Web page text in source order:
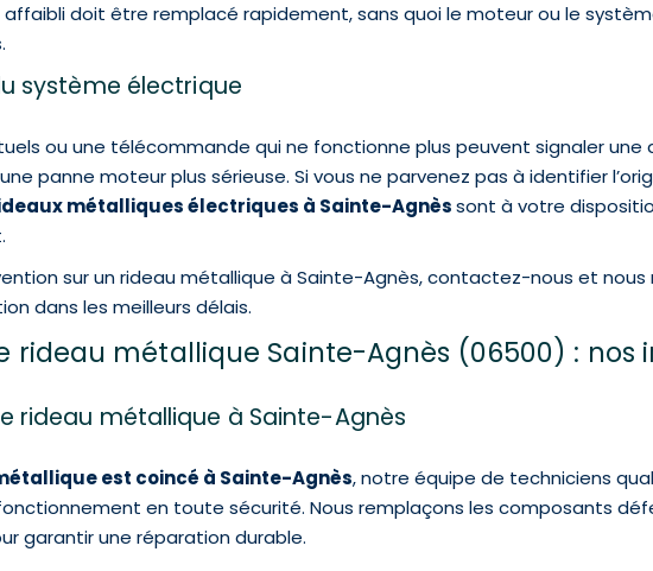
doit être remplacé rapidement, sans quoi le moteur ou le
système électrique
ou une télécommande qui ne fonctionne plus peuvent signaler
panne moteur plus sérieuse. Si vous ne parvenez pas à identifier
métalliques électriques à Sainte-Agnèssont à votre
sur un rideau métallique à Sainte-Agnès, contactez-nous et
dans les meilleurs délais.
rideau métallique Sainte-Agnès (06500) : nos
rideau métallique à Sainte-Agnès
est coincé à Sainte-Agnès, notre équipe de techniciens
en toute sécurité. Nous remplaçons les composants
garantir une réparation durable.